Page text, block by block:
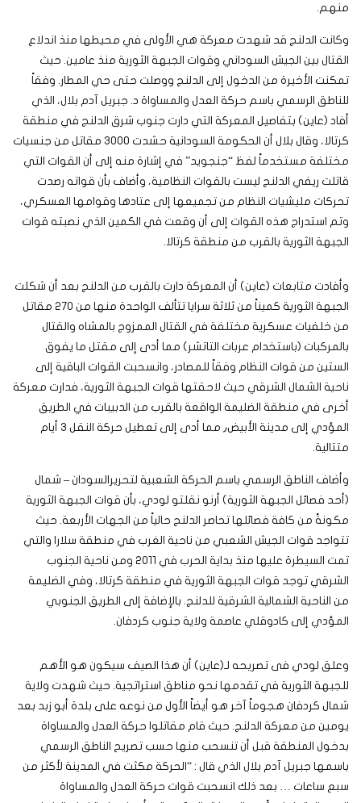
منهم.
وكانت الدلنج قد شهدت معركة هي الأولى في محيطها منذ اندلاع
القتال بين الجيش السوداني وقوات الجبهة الثورية منذ عامين. حيث
تمكنت الأخيرة من الدخول إلى الدلنج ووصلت حتى حي المطار. وفقاً
للناطق الرسمي باسم حركة العدل والمساواة د. جبريل آدم بلال، الذي
أفاد (عاين) بتفاصيل المعركة التي دارت جنوب شرق الدلنج في منطقة
كرتالا، وقال بلال أن الحكومة السودانية حشدت 3000 مقاتل من جنسيات
مختلفة مستخدماً لفظ “جنجويد” في إشارة منه إلى أن القوات التي
قاتلت ريفي الدلنج ليست بالقوات النظامية، وأضاف بأن قواته رصدت
تحركات مليشيات النظام من تجميعها إلى عتادها وقوامها العسكري،
وتم استدراج هذه القوات إلى أن وقعت في الكمين الذي نصبته قوات
الجبهة الثورية بالقرب من منطقة كرتالا.
وأفادت متابعات (عاين) أن المعركة دارت بالقرب من الدلنج بعد أن شكلت
الجبهة الثورية كميناً من ثلاثة سرايا تتألف الواحدة منها من 270 مقاتل
من خلفيات عسكرية مختلفة في القتال الممزوج بالمشاه والقتال
بالمركبات (باستخدام عربات التاتشر) مما أدى إلى مقتل ما يفوق
الستين من قوات النظام وفقاً للمصادر، وانسحبت القوات الباقية إلى
ناحية الشمال الشرقي حيث لاحقتها قوات الجبهة الثورية، فدارت معركة
أخرى في منطقة الضليمة الواقعة بالقرب من الدبيبات في الطريق
المؤدي إلى مدينة الأبيض٫ مما أدى إلى تعطيل حركة النقل 3 أيام
متتالية.
وأضاف الناطق الرسمي باسم الحركة الشعبية لتحريرالسودان – شمال
(أحد فصائل الجبهة الثورية) أرنو نقلتو لودي، بأن قوات الجبهة الثورية
مكونةً من كافة فصائلها تحاصر الدلنج حالياً من الجهات الأربعة. حيث
تتواجد قوات الجيش الشعبي من ناحية الغرب في منطقة سلارا والتي
تمت السيطرة عليها منذ بداية الحرب في 2011 ومن ناحية الجنوب
الشرقي توجد قوات الجبهة الثورية في منطقة كرتالا، وفي الضليمة
من الناحية الشمالية الشرقية للدلنج. بالإضافة إلى الطريق الجنوبي
المؤدي إلى كادوقلي عاصمة ولاية جنوب كردفان.
وعلق لودي فى تصريحه لـ(عاين) أن هذا الصيف سيكون هو الأهم
للجبهة الثورية في تقدمها نحو مناطق استراتجية. حيث شهدت ولاية
شمال كردفان هجوماً آخر هو أيضاً الأول من نوعه على بلدة أبو زبد بعد
يومين من معركة الدلنج. حيث قام مقاتلوا حركة العدل والمساواة
بدخول المنطقة قبل أن تنسحب منها حسب تصريح الناطق الرسمي
باسمها جبريل آدم بلال الذي قال : “الحركة مكثت في المدينة لأكثر من
سبع ساعات … بعد ذلك انسحبت قوات حركة العدل والمساواة